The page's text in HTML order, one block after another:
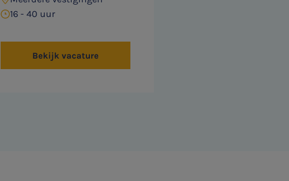
16 - 40 uur
Bekijk vacature